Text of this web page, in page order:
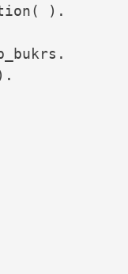
).
p_bukrs.